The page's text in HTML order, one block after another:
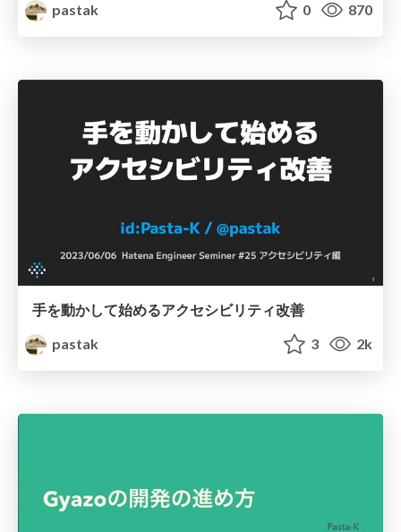
pastak
0 870
手を動かして始めるアクセシビリティ改善
pastak
3 2k